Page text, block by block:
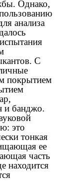
Однако,
анализа
С
покрытием
и банджо.
это
тонкая
ее
часть
находится